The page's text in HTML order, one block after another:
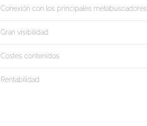
Conexión con los principales metabuscadores
Gran visibilidad
Costes contenidos
Rentabilidad